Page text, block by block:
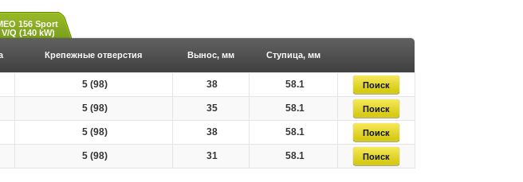
156 Sport
Q (140 kW)
Крепежные отверстия Вынос, мм Ступица, мм
5 (98) 38 58.1
5 (98) 35 58.1
5 (98) 38 58.1
5 (98) 31 58.1